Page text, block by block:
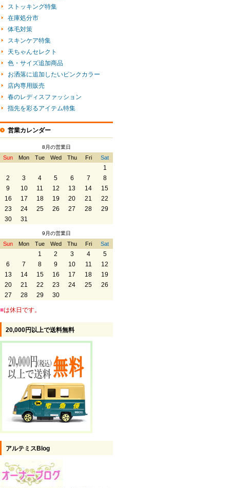
ストッキング特集
在庫処分市
体毛対策
スキンケア特集
天ちゃんセレクト
色・サイズ追加商品
お洒落に追加したいピンクカラー
店内専用販売
春のレディスファッション
指先を彩るアイテム特集
営業カレンダー
8月の営業日
Sun Mon Tue Wed Thu Fri Sat
1
2
3 4 5 6 7
8
9
10 11 12 13 14
15
16
17 18 19 20 21
22
23
24 25 26 27 28
29
30
31
9月の営業日
Sun Mon Tue Wed Thu Fri Sat
1 2 3 4
5
6
7 8 9 10 11
12
13
14 15 16 17 18
19
20
21 22 23 24 25
26
27
28 29 30
■は休日です。
20,000円以上で送料無料
アルテミスBlog